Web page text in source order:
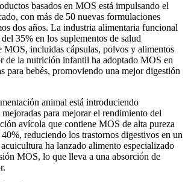
basados ​​en MOS está impulsando el
con más de 50 nuevas formulaciones
dos años. La industria alimentaria funcional
35% en los suplementos de salud
MOS, incluidas cápsulas, polvos y alimentos
de la nutrición infantil ha adoptado MOS en
para bebés, promoviendo una mejor digestión
animal está introduciendo
para mejorar el rendimiento del
avícola que contiene MOS de alta pureza
reduciendo los trastornos digestivos en un
ha lanzado alimento especializado
MOS, lo que lleva a una absorción de